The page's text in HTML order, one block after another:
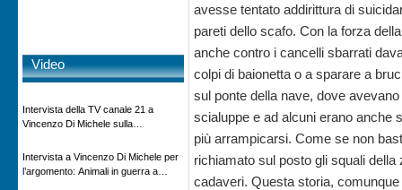
Video
Intervista della TV canale 21 a
Vincenzo Di Michele sulla
Intervista a Vincenzo Di Michele per
l’argomento: Animali in guerra a
avesse tentato addirittura di
pareti dello scafo. Con la forza
anche contro i cancelli sbarrati
colpi di baionetta o a sparare a
sul ponte della nave, dove
scialuppe e ad alcuni erano anche
più arrampicarsi. Come se non
richiamato sul posto gli squali
cadaveri. Questa storia,